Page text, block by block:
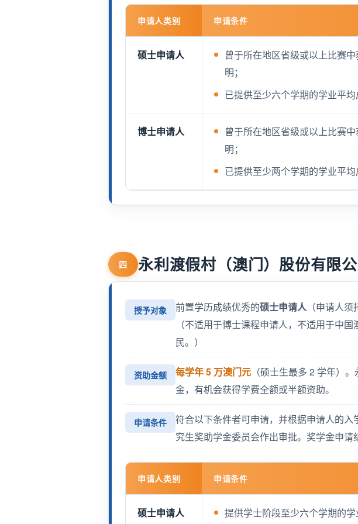
申请人类别 申请条件
硕士申请人
曾于所在地区省级或以上比赛
明；
已提供至少六个学期的学业平均
博士申请人
曾于所在地区省级或以上比赛
明；
已提供至少两个学期的学业平均
四 永利渡假村（澳门）股份有限
授予对象 前置学历成绩优秀的硕士申请人 （申请人
（不适用于博士课程申请人，不适用于中
民。）
资助金额 每学年 5 万澳门元 （硕士生最多 2 学年）
金，有机会获得学费全额或半额资助。
申请条件
符合以下条件者可申请，并根据申请人的
究生奖助学金委员会作出审批。奖学金申请
申请人类别 申请条件
硕士申请人
提供学士阶段至少六个学期的